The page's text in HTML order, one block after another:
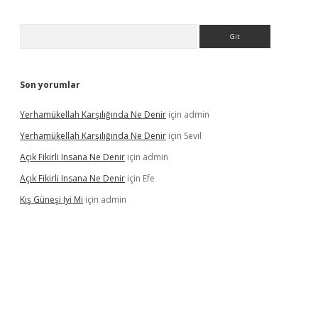
Son yorumlar
Yerhamükellah Karşılığında Ne Denir için admin
Yerhamükellah Karşılığında Ne Denir için Sevil
Açık Fikirli Insana Ne Denir için admin
Açık Fikirli Insana Ne Denir için Efe
Kış Güneşi Iyi Mi için admin